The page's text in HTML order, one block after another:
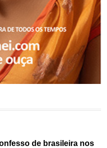
de brasileira nos